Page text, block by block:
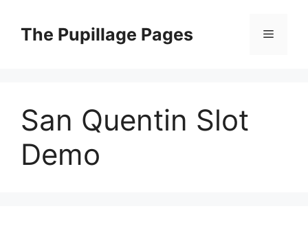
The Pupillage Pages Menu
San Quentin Slot
Demo